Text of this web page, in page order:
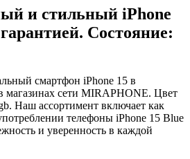
и стильный iPhone
Состояние:
смартфон iPhone 15 в
магазинах сети MIRAPHONE. Цвет
. Наш ассортимент включает как
телефоны iPhone 15 Blue
и уверенность в каждой